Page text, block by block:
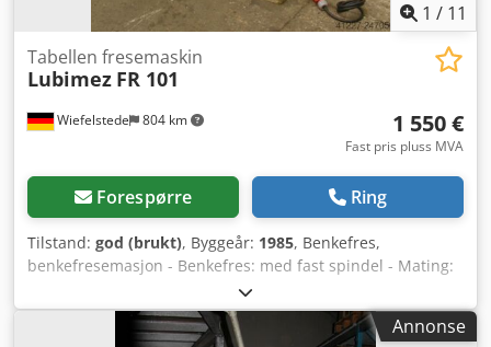
1 / 11
Wiefelstede 804 km
Tabellen fresemaskin
Lubimez FR 101
1 550 €
Fast pris pluss MVA
Forespørre Ring
Tilstand: god (brukt), Byggeår: 1985, Benkefres,
benkefresemasjon - Benkefres: med fast spindel - Mating:
inklusiv - Spindel: Ø 30 mm Dcodpscnpxnofx Ab Nsk -
Turtall: 3000, 4500, 6000, 9000 o/min - Mål:
1400/800/H1480 mm - Vekt: 600 kg
Annonse